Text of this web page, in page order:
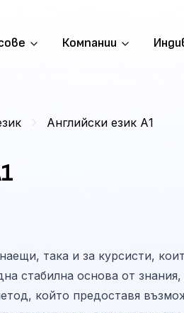
Компании
Английски език А1
така и за курсисти,
стабилна основа от
който предоставя